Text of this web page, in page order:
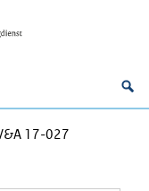
17-027